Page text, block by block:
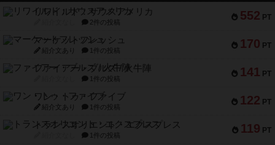
552 PT
リワイルド：サウスアメリカ
2件の投稿
170 PT
マーケットフレッシュ
紹介文あり 1件の投稿
141 PT
ファイアー・ブルズ / 火牛陣
1件の投稿
122 PT
ワン・トゥ・ファイブ
紹介文あり 1件の投稿
119 PT
トランスオリエント・エクスプレス
1件の投稿